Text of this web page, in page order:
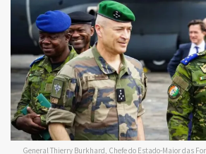
General Thierry Burkhard, Chefe do Estado-Maior das